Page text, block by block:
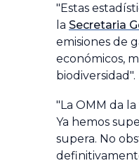
"Estas
la Secretaria
emisiones de
económicos,
biodiversidad".
"La OMM da
Ya hemos
supera. No